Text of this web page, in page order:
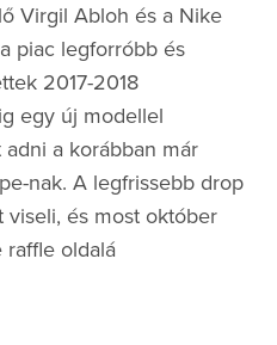
Virgil Abloh és a Nike
piac legforróbb és
2017-2018
egy új modellel
a korábban már
nak. A legfrissebb drop
és most október
oldalá